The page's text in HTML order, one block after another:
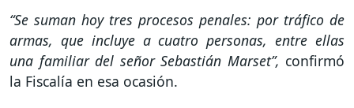
“Se suman hoy tres procesos penales: por tráfico de
armas, que incluye a cuatro personas, entre ellas
una familiar del señor Sebastián Marset”, confirmó
la Fiscalía en esa ocasión.